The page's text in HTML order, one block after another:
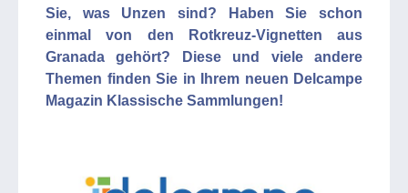
Sie, was Unzen sind? Haben Sie schon
einmal von den Rotkreuz-Vignetten aus
Granada gehört? Diese und viele andere
Themen finden Sie in Ihrem neuen Delcampe
Magazin Klassische Sammlungen!